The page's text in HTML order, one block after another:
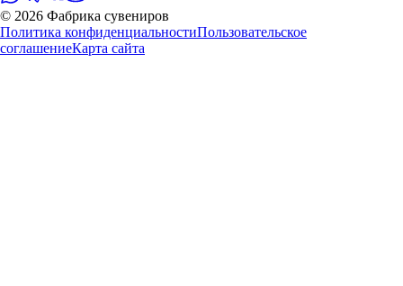
© 2026 Фабрика сувениров
Политика конфиденциальностиПользовательское
соглашениеКарта сайта